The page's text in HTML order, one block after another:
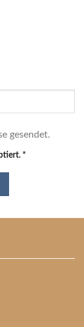
gesendet.
*